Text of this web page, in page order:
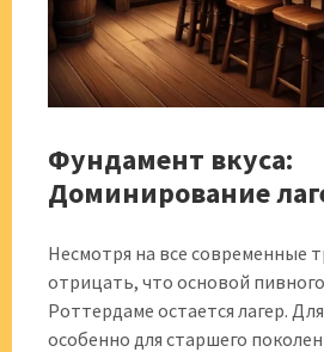
Фундамент вкуса:
Доминирование
Несмотря на все современные
отрицать, что основой
Роттердаме остается лагер.
особенно для старшего